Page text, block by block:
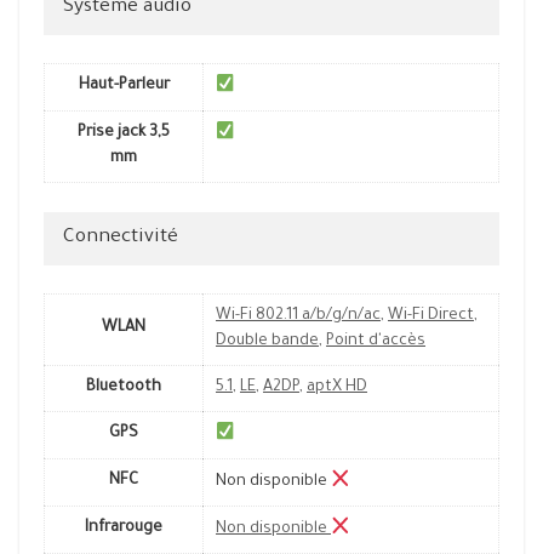
Système audio
Haut-Parleur
Prise jack 3,5
mm
Connectivité
WLAN
Wi-Fi 802.11 a/b/g/n/ac, Wi-Fi Direct,
Double bande, Point d'accès
Bluetooth 5.1, LE, A2DP, aptX HD
GPS
NFC Non disponible
Infrarouge Non disponible